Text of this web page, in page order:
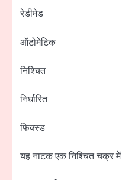
रेडीमेड
ऑटोमेटिक
निश्चित
निर्धारित
फिक्स्ड
यह नाटक एक निश्चित चक्र